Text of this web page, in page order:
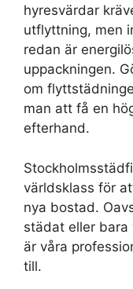
hyresvärdar
utflyttning, men
redan är
uppackningen.
om
man att få en
efterhand.
världsklass för
nya bostad.
städat eller bara
är våra
till.